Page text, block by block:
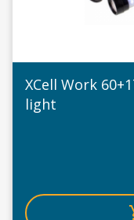
XCell Work
light